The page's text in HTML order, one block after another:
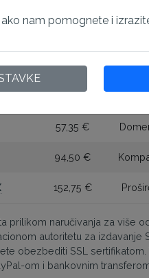
10,99 €
57,35 €
94,50 €
152,75 €
prilikom naručivanja za više
autoritetu za izdavanje
obezbediti SSL
om i bankovnim
nam pomognete i